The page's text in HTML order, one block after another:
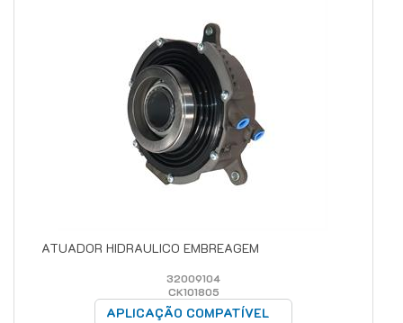
ATUADOR HIDRAULICO EMBREAGEM
32009104
CK101805
APLICAÇÃO COMPATÍVEL